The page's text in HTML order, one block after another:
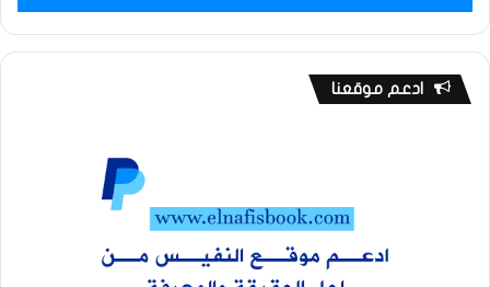
ادعم موقعنا